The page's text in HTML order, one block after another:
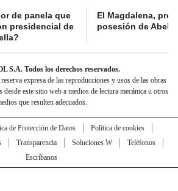
de panela que
presidencial de
El Magdalena,
posesión de
S.A. Todos los derechos reservados.
expresa de las reproducciones y usos de las obras
desde este sitio web a medios de lectura mecánica u otros
que resulten adecuados.
de Protección de Datos
Política de cookies
Transparencia Soluciones W
Teléfonos
Escríbanos